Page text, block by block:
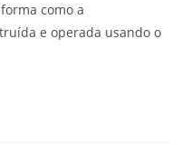
como a
e operada usando o